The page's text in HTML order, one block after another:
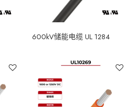
600kV储能电缆 UL 1284